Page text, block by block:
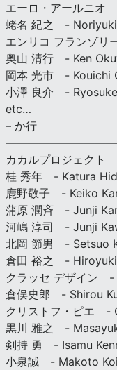
エーロ・アールニ
蛯名 紀之 - Noriyuki
エンリコ フランゾ
奥山 清行 - Ken
岡本 光市 - Kouichi
小澤 良介 -
etc…
– か行
カカルプロジェクト
桂 秀年 - Katura
鹿野敬子 - Keiko
蒲原 潤斉 - Junji
河嶋 淳司 - Junji
北岡 節男 - Setsuo
倉田 裕之 - Hiroyuki
クラッセ デザイン -
倉俣史郎 - Shirou
クリストフ・ピエ -
黒川 雅之 -
剣持 勇 - Isamu
小泉誠 - Makoto